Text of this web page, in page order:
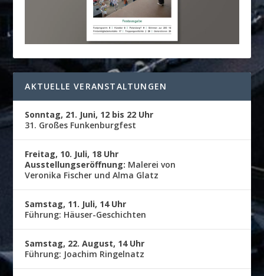
AKTUELLE VERANSTALTUNGEN
Sonntag, 21. Juni, 12 bis 22 Uhr
31. Großes Funkenburgfest
Freitag, 10. Juli, 18 Uhr
Ausstellungseröffnung: Malerei von
Veronika Fischer und Alma Glatz
Samstag, 11. Juli, 14 Uhr
Führung: Häuser-Geschichten
Samstag, 22. August, 14 Uhr
Führung: Joachim Ringelnatz